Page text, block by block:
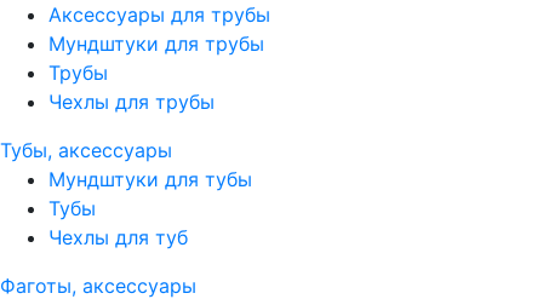
Аксессуары для трубы
Мундштуки для трубы
Трубы
Чехлы для трубы
Тубы, аксессуары
Мундштуки для тубы
Тубы
Чехлы для туб
Фаготы, аксессуары